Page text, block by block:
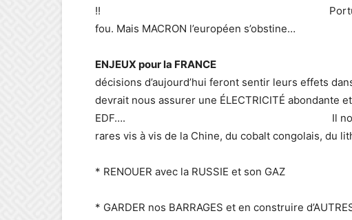
!! Portugal et Espagne
fou. Mais MACRON l’européen s’obstine…
ENJEUX pour la FRANCE En
décisions d’aujourd’hui feront sentir leurs effets
devrait nous assurer une ÉLECTRICITÉ abondante
EDF…. Il nous faut sortir de
rares vis à vis de la Chine, du cobalt congolais, du
* RENOUER avec la RUSSIE et son GAZ
* GARDER nos BARRAGES et en construire